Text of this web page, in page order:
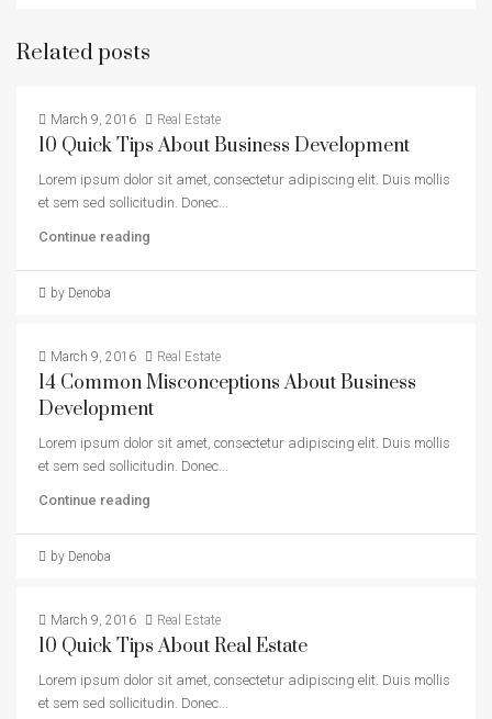
Related posts
March 9, 2016 Real Estate
10 Quick Tips About Business Development
Lorem ipsum dolor sit amet, consectetur adipiscing elit. Duis mollis
et sem sed sollicitudin. Donec...
Continue reading
by Denoba
March 9, 2016 Real Estate
14 Common Misconceptions About Business
Development
Lorem ipsum dolor sit amet, consectetur adipiscing elit. Duis mollis
et sem sed sollicitudin. Donec...
Continue reading
by Denoba
March 9, 2016 Real Estate
10 Quick Tips About Real Estate
Lorem ipsum dolor sit amet, consectetur adipiscing elit. Duis mollis
et sem sed sollicitudin. Donec...